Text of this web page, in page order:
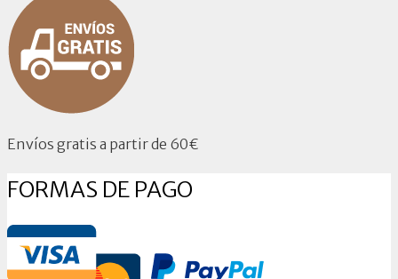
Envíos gratis a partir de 60€
FORMAS DE PAGO